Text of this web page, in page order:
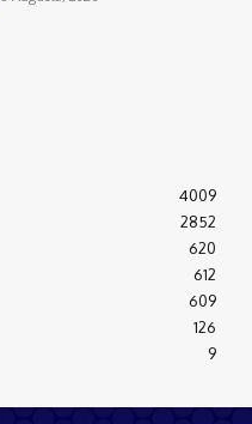
4009
2852
620
612
609
126
9